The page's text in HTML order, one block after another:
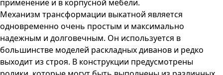
применение и в корпусной мебели.
Механизм трансформации выкатной является
одновременно очень простым и максимально
надежным и долговечным. Он используется в
большинстве моделей раскладных диванов и редко
выходит из строя. В конструкции предусмотрены